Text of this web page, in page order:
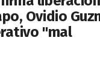
Ovidio
"mal